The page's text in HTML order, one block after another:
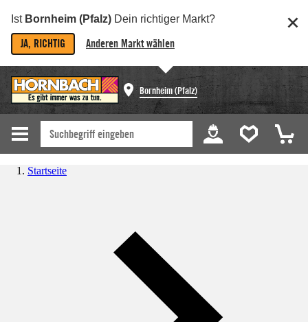
Ist Bornheim (Pfalz) Dein richtiger Markt?
JA, RICHTIG Anderen Markt wählen
Bornheim (Pfalz)
Startseite